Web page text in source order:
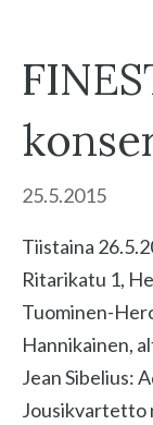
25.5.2015
Tiistaina
Ritarikatu 1,
Tuominen-
Hannikainen,
Jean Sibelius:
Jousikvartetto